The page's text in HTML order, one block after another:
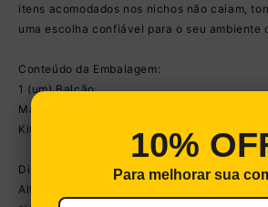
itens acomodados nos nichos não caiam,
uma escolha confiável para o seu ambiente
Conteúdo da Embalagem:
1 (um) Balcão
Manual de Montagem
Kit Ferragem
Dimensões do produto montado:
Altura: 75cm | Largura: 86cm | Profundidade:
10%
Para melhorar sua